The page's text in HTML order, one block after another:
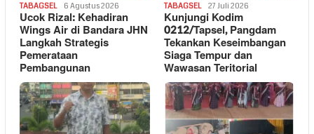
TABAGSEL 6 Agustus 2026
Ucok Rizal: Kehadiran
Wings Air di Bandara JHN
Langkah Strategis
Pemerataan
Pembangunan
TABAGSEL 27 Juli 2026
Kunjungi Kodim
0212/Tapsel, Pangdam
Tekankan Keseimbangan
Siaga Tempur dan
Wawasan Teritorial